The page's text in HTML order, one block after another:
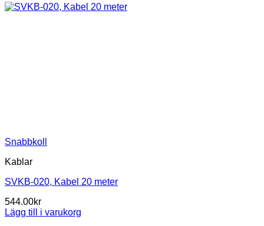
Snabbkoll
Kablar
SVKB-020, Kabel 20 meter
544.00kr
Lägg till i varukorg